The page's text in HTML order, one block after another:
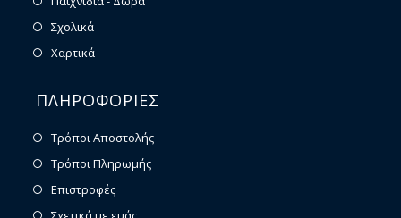
Σχολικά
Χαρτικά
ΠΛΗΡΟΦΟΡΙΕΣ
Τρόποι Αποστολής
Τρόποι Πληρωμής
Επιστροφές